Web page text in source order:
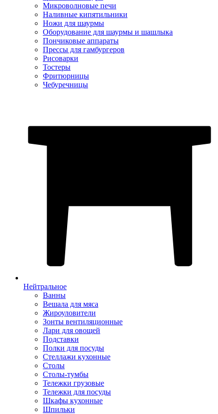
Микроволновые печи
Наливные кипятильники
Ножи для шаурмы
Оборудование для шаурмы и шашлыка
Пончиковые аппараты
Прессы для гамбургеров
Рисоварки
Тостеры
Фритюрницы
Чебуречницы
Нейтральное
Ванны
Вешала для мяса
Жироуловители
Зонты вентиляционные
Лари для овощей
Подставки
Полки для посуды
Стеллажи кухонные
Столы
Столы-тумбы
Тележки грузовые
Тележки для посуды
Шкафы кухонные
Шпильки